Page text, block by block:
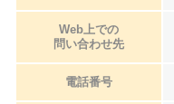
Web上での
問い合わせ先
電話番号